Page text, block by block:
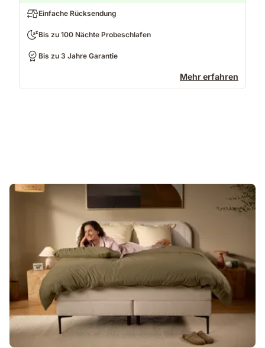
Einfache Rücksendung
Bis zu 100 Nächte Probeschlafen
Bis zu 3 Jahre Garantie
Mehr erfahren